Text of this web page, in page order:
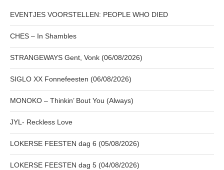
EVENTJES VOORSTELLEN: PEOPLE WHO DIED
CHES – In Shambles
STRANGEWAYS Gent, Vonk (06/08/2026)
SIGLO XX Fonnefeesten (06/08/2026)
MONOKO – Thinkin’ Bout You (Always)
JYL- Reckless Love
LOKERSE FEESTEN dag 6 (05/08/2026)
LOKERSE FEESTEN dag 5 (04/08/2026)